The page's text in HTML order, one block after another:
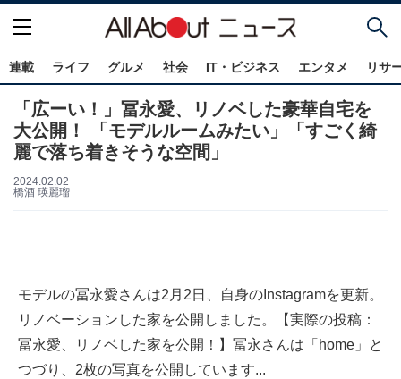
連載 ライフ グルメ 社会 IT・ビジネス エンタメ リサ
「広ーい！」冨永愛、リノベした豪華自宅を
大公開！ 「モデルルームみたい」「すごく綺
麗で落ち着きそうな空間」
2024.02.02
橋酒 瑛麗瑠
モデルの冨永愛さんは2月2日、自身のInstagramを更新。
リノベーションした家を公開しました。【実際の投稿：
冨永愛、リノベした家を公開！】冨永さんは「home」と
つづり、2枚の写真を公開しています...